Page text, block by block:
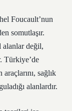
Foucault’nun
somutlaşır.
alanlar değil,
Türkiye’de
sağlık
alanlardır.